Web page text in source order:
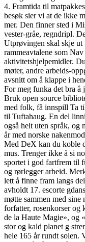
4. Framtida til
besøk sier vi at de ikke
mer. Den finner sted i
vester-gråe, regndripl.
Utprøvingen skal skje ut
rammeavtalene som
aktivitetshjelpemidler.
møter, andre arbeids-
avsnitt om å klappe i
For meg funka det bra å
Bruk open source
med folk, få innspill Ta
til Tuftahaug. En del
også helt uten språk, og
år med norske
Med DeX kan du koble
mus. Trenger ikke å si
sportet i god fartfrem til
og rørlegger arbeid.
lett å finne fram langs
avholdt 17. escorte
møtte sammen med
forfatter, rosenkorser
de la Haute Magie», og
stor og kald planet g
hele 165 år rundt solen.